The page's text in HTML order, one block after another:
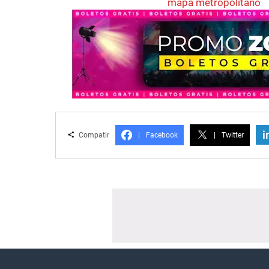
Compatir | Facebook | Twitter